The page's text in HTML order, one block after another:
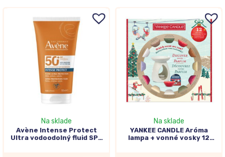
Na sklade
Avène Intense Protect
Ultra vodoodolný fluid SPF
Na sklade
YANKEE CANDLE Aróma
lampa + vonné vosky 12